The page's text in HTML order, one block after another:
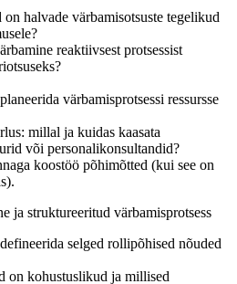
halvade värbamisotsuste tegelikud
reaktiivsest protsessist
värbamisprotsessi ressursse
millal ja kuidas kaasata
või personalikonsultandid?
koostöö põhimõtted (kui see on
ja struktureeritud värbamisprotsess
selged rollipõhised nõuded
on kohustuslikud ja millised